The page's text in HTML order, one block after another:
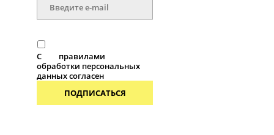
С
правилами
обработки персональных
данных согласен
ПОДПИСАТЬСЯ